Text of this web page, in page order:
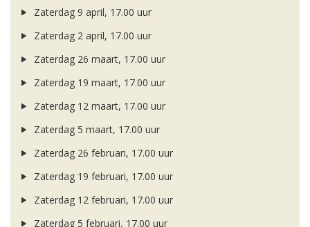
Zaterdag 9 april, 17.00 uur
Zaterdag 2 april, 17.00 uur
Zaterdag 26 maart, 17.00 uur
Zaterdag 19 maart, 17.00 uur
Zaterdag 12 maart, 17.00 uur
Zaterdag 5 maart, 17.00 uur
Zaterdag 26 februari, 17.00 uur
Zaterdag 19 februari, 17.00 uur
Zaterdag 12 februari, 17.00 uur
Zaterdag 5 februari, 17.00 uur